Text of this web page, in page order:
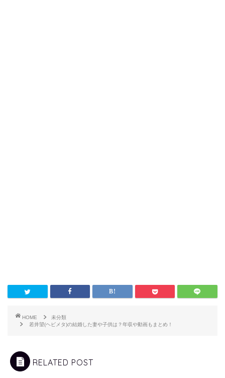
HOME
未分類
若井望(ヘビメタ)の結婚した妻や子供は？年収や動画もまとめ！
RELATED POST